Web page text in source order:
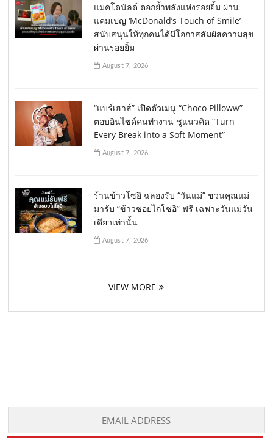
แมคโดนัลด์ ตอกย้ำพลังแห่งรอยยิ้ม ผ่าน
แคมเปญ ‘McDonald’s Touch of Smile’
สนับสนุนให้ทุกคนได้มีโอกาสสัมผัสความสุข
ผ่านรอยยิ้ม
August 7, 2026
“แบร์เฮาส์” เปิดตัวเมนู “Choco Pilloww”
ตอบอินไซด์คนทำงาน ชูแนวคิด “Turn
Every Break into a Soft Moment”
August 7, 2026
ร้านข้าวโซอิ ฉลองรับ “วันแม่” ชวนคุณแม่
มารับ “ข้าวซอยไก่โซอิ” ฟรี เฉพาะวันแม่วัน
เดียวเท่านั้น
August 7, 2026
VIEW MORE